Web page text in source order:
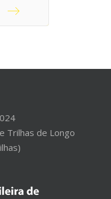
Trilhas de Longo